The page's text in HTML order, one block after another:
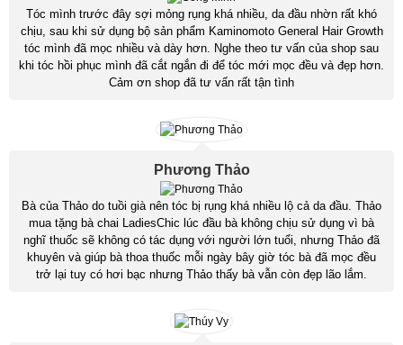
Tóc mình trước đây sợi mỏng rụng khá nhiều, da đầu nhờn rất khó
chịu, sau khi sử dụng bộ sản phẩm Kaminomoto General Hair Growth
tóc mình đã mọc nhiều và dày hơn. Nghe theo tư vấn của shop sau
khi tóc hồi phục mình đã cắt ngắn đi để tóc mới mọc đều và đẹp hơn.
Cảm ơn shop đã tư vấn rất tận tình
Phương Thảo
Bà của Thảo do tuồi già nên tóc bị rụng khá nhiều lộ cả da đầu. Thảo
mua tặng bà chai LadiesChic lúc đầu bà không chịu sử dụng vì bà
nghĩ thuốc sẽ không có tác dụng với người lớn tuổi, nhưng Thảo đã
khuyên và giúp bà thoa thuốc mỗi ngày bây giờ tóc bà đã mọc đều
trở lại tuy có hơi bạc nhưng Thảo thấy bà vẫn còn đẹp lão lắm.